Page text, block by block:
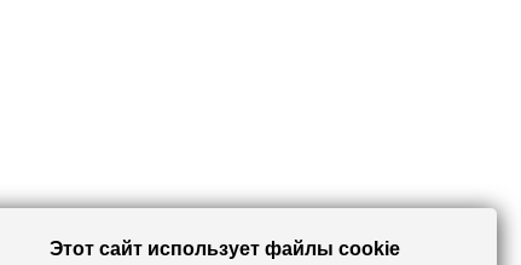
Этот сайт использует файлы cookie